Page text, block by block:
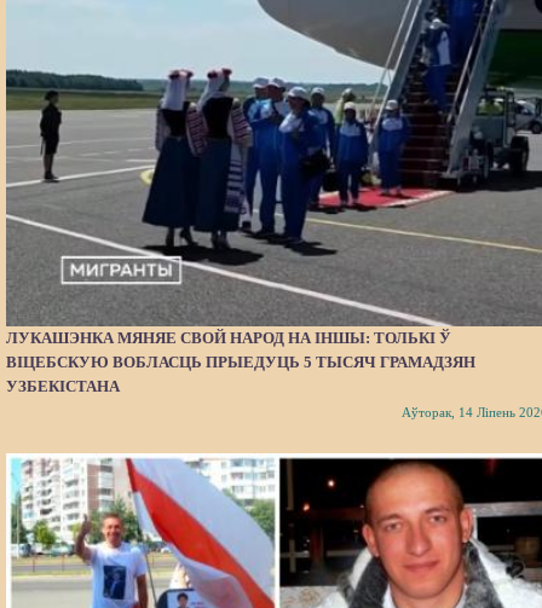
ЛУКАШЭНКА МЯНЯЕ СВОЙ НАРОД НА ІНШЫ: ТОЛЬКІ Ў
ВІЦЕБСКУЮ ВОБЛАСЦЬ ПРЫЕДУЦЬ 5 ТЫСЯЧ ГРАМАДЗЯН
УЗБЕКІСТАНА
Аўторак, 14 Ліпень